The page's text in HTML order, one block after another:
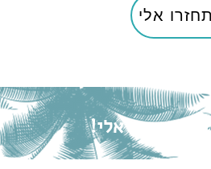
אלי
התקשרו אלי!